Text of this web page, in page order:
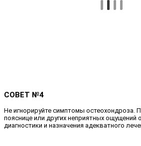
СОВЕТ №4
Не игнорируйте симптомы остеохондроза.
пояснице или других неприятных ощущений
диагностики и назначения адекватного